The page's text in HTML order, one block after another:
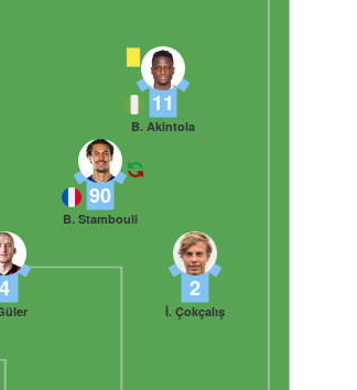
4 2
İ. Çokçalış
90
B. Stambouli
11
B. Akintola